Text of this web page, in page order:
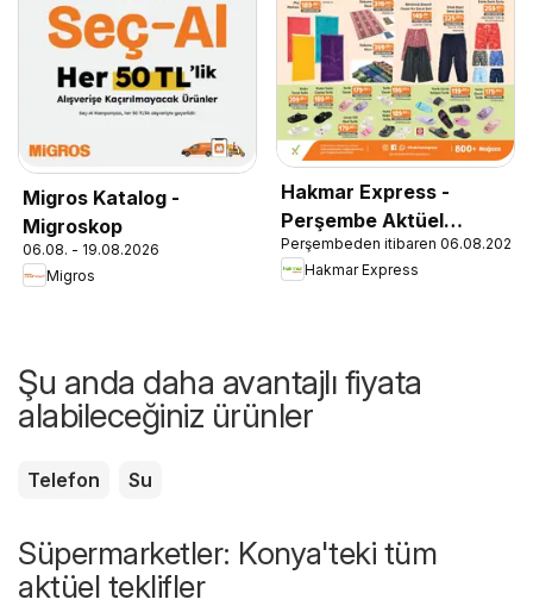
Migros Katalog -
Migroskop
06.08. - 19.08.2026
Migros
Hakmar Express -
Perşembe Aktüel
Ürünler
Perşembeden itibaren 06.08.2026
Hakmar Express
Şu anda daha avantajlı fiyata
alabileceğiniz ürünler
Telefon Su
Süpermarketler: Konya'teki tüm
aktüel teklifler